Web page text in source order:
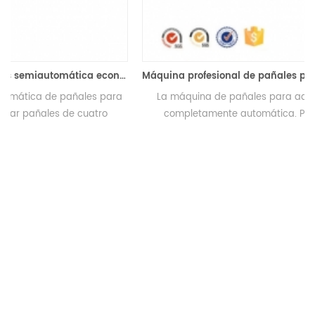
Máquina profesional de pañales para adultos completamente automática
La máquina de pañales para adultos es una máquina
completamente automática. Puede fabricar cuatro